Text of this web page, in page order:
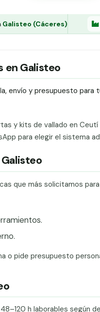
Galisteo (Cáceres)
en Galisteo
envío y presupuesto para
y kits de vallado en
para elegir el sistema
que más solicitamos
o pide presupuesto
h laborables según